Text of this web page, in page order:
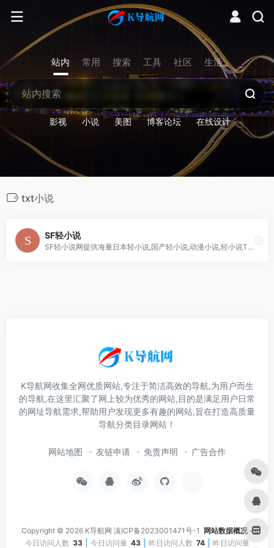
站内 常用 搜索 工具 社区 生活
影视 小说 美图 博客论坛 在线设计
txt小说
SF轻小说
SF轻小说网提供海量日本轻小说,国产轻小说,动漫小说,轻小说TXT下载,轻小说在线阅读,
K导航网收集全网优质网站,专注于简洁高效的导航,为用户而生
的导航,在这里汇聚了网上较为优秀的网站,目的是满足用户日常
的网址导航需求,帮助用户发现更多有趣的网站,旨在打造高质量
导航分类目录网站！
网站地图 友链申请 免责声明 广告合作
Copyright © 2026 K导航网 滇ICP备2023001471号-1 网站数据概况 -
今日访问人数 33 今日访问量 43 昨日访问人数 74 昨日访问量